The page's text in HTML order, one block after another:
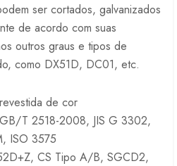
ser cortados, galvanizados
de acordo com suas
outros graus e tipos de
como DX51D, DC01, etc.
de cor
T 2518-2008, JIS G 3302,
ISO 3575
CS Tipo A/B, SGCD2,